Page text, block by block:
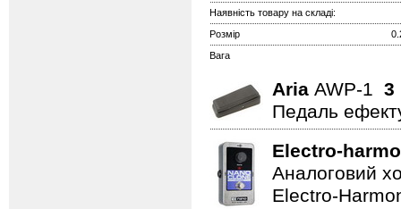
Наявність товару на складі:
Розмір
Вага
Aria AWP-1 3
Педаль
Electro-
Аналоговий
Electro-